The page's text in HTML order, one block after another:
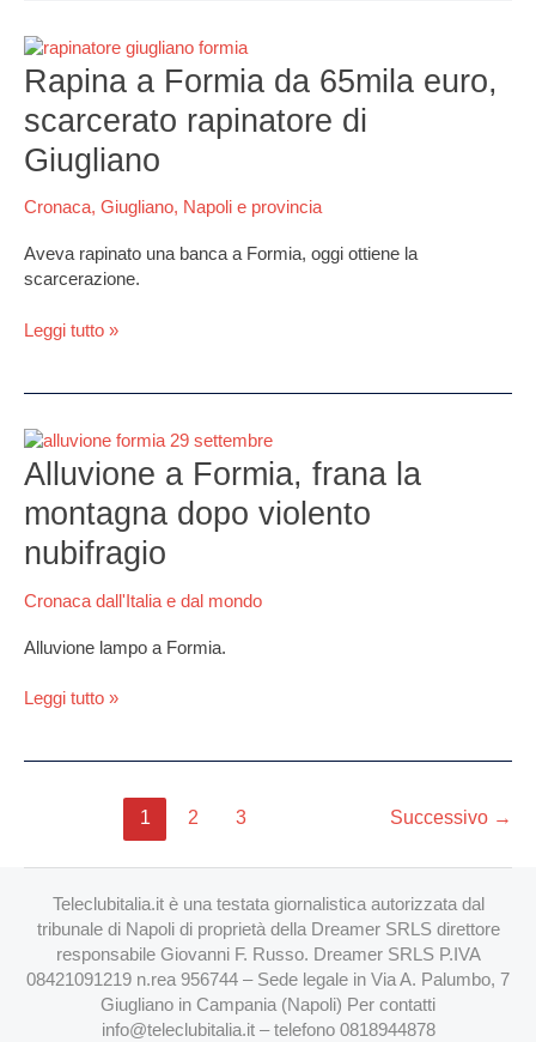
Rapina a Formia da 65mila euro,
scarcerato rapinatore di
Giugliano
Cronaca, Giugliano, Napoli e provincia
Aveva rapinato una banca a Formia, oggi ottiene la
scarcerazione.
Rapina
a
Formia
da
65mila
euro,
scarcerato
rapinatore
di
Giugliano
Leggi tutto »
Alluvione a Formia, frana la
montagna dopo violento
nubifragio
Cronaca dall'Italia e dal mondo
Alluvione lampo a Formia.
Alluvione
a
Formia,
frana
montagna
dopo
nubifragio
Leggi tutto »
1 2 3 Successivo →
Teleclubitalia.it è una testata giornalistica autorizzata dal
tribunale di Napoli di proprietà della Dreamer SRLS direttore
responsabile Giovanni F. Russo. Dreamer SRLS P.IVA
08421091219 n.rea 956744 – Sede legale in Via A. Palumbo, 7
Giugliano in Campania (Napoli) Per contatti
info@teleclubitalia.it– telefono 0818944878